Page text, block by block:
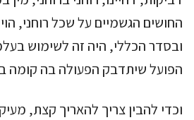
החושים הגשמיים על שכל רוחני, הוי
ובסדר הכללי, היה זה לשימוש
הפועל שיתדבק הפעולה בה קומה
וכדי להבין צריך להאריך קצת,